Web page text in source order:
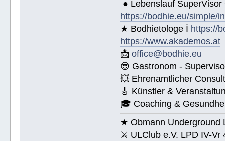
● Lebenslauf
https://bodhie.eu/simple/
★ Bodhietologe Ï https://
https://www.akademos.at
📩office@bodhie.eu
😎 Gastronom -
💥 Ehrenamtlicher
🎸 Künstler &
🎓 Coaching &
★ Obmann Underground
⚔ ULClub e.V. LPD IV-